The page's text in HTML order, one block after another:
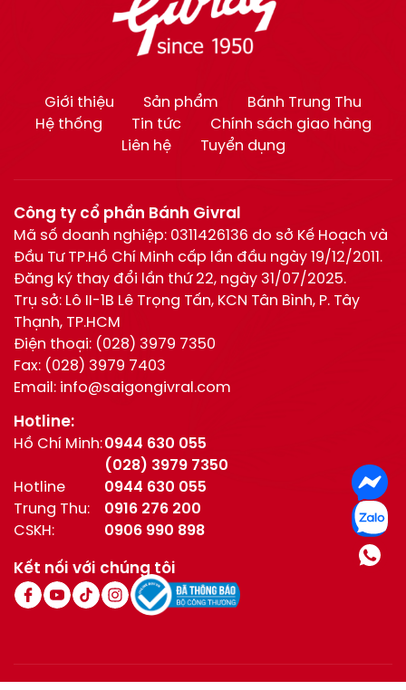
Giới thiệu Sản phẩm
Bánh Trung Thu
Hệ thống
Tin tức
Chính sách giao hàng
Liên hệ
Tuyển dụng
Công ty cổ phần Bánh Givral
Mã số doanh nghiệp: 0311426136 do sở Kế Hoạch và
Đầu Tư TP.Hồ Chí Minh cấp lần đầu ngày 19/12/2011.
Đăng ký thay đổi lần thứ 22, ngày 31/07/2025.
Trụ sở: Lô II-1B Lê Trọng Tấn, KCN Tân Bình, P. Tây
Thạnh, TP.HCM
Điện thoại: (028) 3979 7350
Fax: (028) 3979 7403
Email: info@saigongivral.com
Hotline:
Hồ Chí Minh:0944 630 055
(028) 3979 7350
Hotline
Trung Thu:
0944 630 055
0916 276 200
CSKH:
0906 990 898
Kết nối với chúng tôi